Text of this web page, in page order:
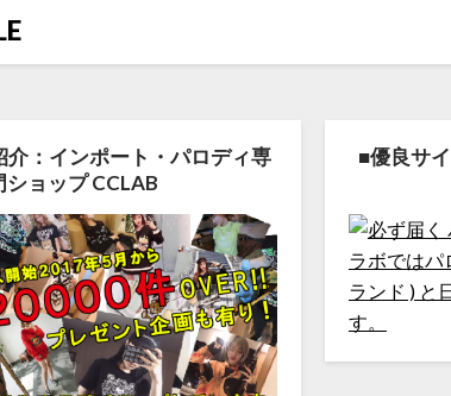
介：インポート・パロディ専
ショップ CCLAB
■優良サ